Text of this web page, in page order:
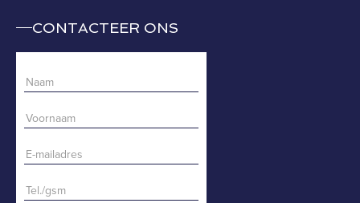
CONTACTEER ONS